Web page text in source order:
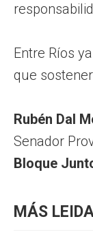
Entre Ríos
que
Rubén Dal
Senador
Bloque
MÁS